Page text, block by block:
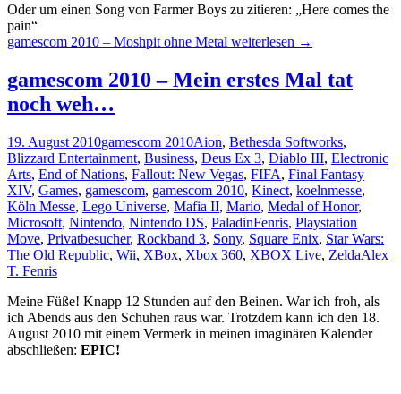
Oder um einen Song von Farmer Boys zu zitieren: „Here comes the
pain“
gamescom 2010 – Moshpit ohne Metal weiterlesen →
gamescom 2010 – Mein erstes Mal tat
noch weh…
19. August 2010gamescom 2010Aion, Bethesda Softworks,
Blizzard Entertainment, Business, Deus Ex 3, Diablo III, Electronic
Arts, End of Nations, Fallout: New Vegas, FIFA, Final Fantasy
XIV, Games, gamescom, gamescom 2010, Kinect, koelnmesse,
Köln Messe, Lego Universe, Mafia II, Mario, Medal of Honor,
Microsoft, Nintendo, Nintendo DS, PaladinFenris, Playstation
Move, Privatbesucher, Rockband 3, Sony, Square Enix, Star Wars:
The Old Republic, Wii, XBox, Xbox 360, XBOX Live, ZeldaAlex
T. Fenris
Meine Füße! Knapp 12 Stunden auf den Beinen. War ich froh, als
ich Abends aus den Schuhen raus war. Trotzdem kann ich den 18.
August 2010 mit einem Vermerk in meinen imaginären Kalender
abschließen: EPIC!